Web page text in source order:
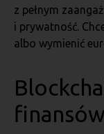
z pełnym
i prywatność.
albo wymienić
finansów